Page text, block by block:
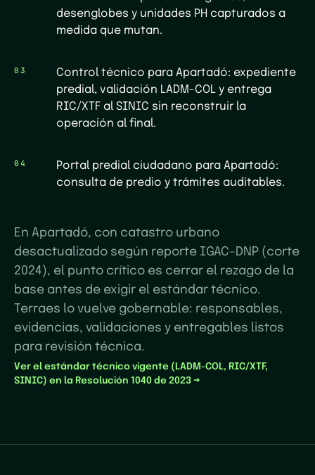
desenglobes y unidades PH capturados a
medida que mutan.
03
Control técnico para Apartadó: expediente
predial, validación LADM-COL y entrega
RIC/XTF al SINIC sin reconstruir la
operación al final.
04
Portal predial ciudadano para Apartadó:
consulta de predio y trámites auditables.
En Apartadó, con catastro urbano
desactualizado según reporte IGAC–DNP (corte
2024), el punto crítico es cerrar el rezago de la
base antes de exigir el estándar técnico.
Terraes lo vuelve gobernable: responsables,
evidencias, validaciones y entregables listos
para revisión técnica.
Ver el estándar técnico vigente (LADM-COL, RIC/XTF,
SINIC) en la Resolución 1040 de 2023 →